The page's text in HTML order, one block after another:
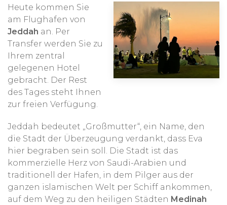
Heute kommen Sie
am Flughafen von
Jeddah an. Per
Transfer werden Sie zu
Ihrem zentral
gelegenen Hotel
gebracht. Der Rest
des Tages steht Ihnen
zur freien Verfügung.
Jeddah bedeutet „Großmutter“, ein Name, den
die Stadt der Überzeugung verdankt, dass Eva
hier begraben sein soll. Die Stadt ist das
kommerzielle Herz von Saudi-Arabien und
traditionell der Hafen, in dem Pilger aus der
ganzen islamischen Welt per Schiff ankommen,
auf dem Weg zu den heiligen Städten Medinah